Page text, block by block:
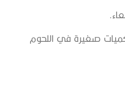
صغيرة في اللحوم